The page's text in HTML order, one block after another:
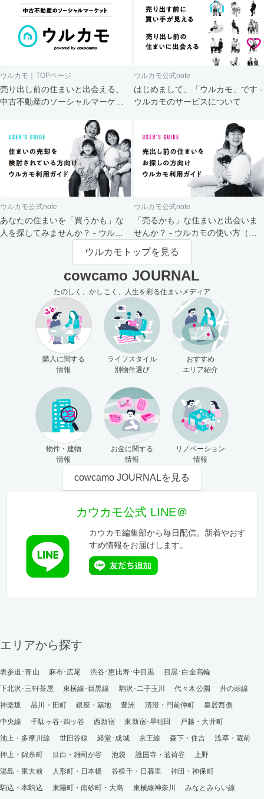
ウルカモ｜TOPページ
売り出し前の住まいと出会える、
中古不動産のソーシャルマーケッ
ウルカモ公式note
はじめまして、「ウルカモ」です -
ウルカモのサービスについて
ウルカモ公式note
あなたの住まいを「買うかも」な
人を探してみませんか？ - ウルカ
ウルカモ公式note
「売るかも」な住まいと出会いま
せんか？ - ウルカモの使い方（買
主さま向け）
ウルカモトップを見る
cowcamo JOURNAL
たのしく、かしこく、人生を彩る住まいメディア
購入に関する
情報
ライフスタイル
別物件選び
おすすめ
エリア紹介
物件・建物
情報
お金に関する
情報
リノベーション
情報
cowcamo JOURNALを見る
カウカモ公式 LINE＠
カウカモ編集部から毎日配信。新着やおす
すめ情報をお届けします。
エリアから探す
表参道･青山 麻布･広尾 渋谷･恵比寿･中目黒
目黒･白金高輪
下北沢･三軒茶屋
東横線･目黒線 駒沢･二子玉川 代々木公園
井の頭線
神楽坂
品川・田町 銀座・築地 豊洲 清澄・門前仲町
皇居西側
中央線
千駄ヶ谷･四ッ谷 西新宿 東新宿･早稲田
戸越・大井町
池上・多摩川線
世田谷線 経堂･成城 京王線 森下・住吉
浅草・蔵前
押上・錦糸町
目白・雑司が谷 池袋 護国寺・茗荷谷
上野
湯島・東大前
人形町・日本橋 谷根千・日暮里
神田・神保町
駒込・本駒込
東陽町・南砂町・大島 東横線神奈川
みなとみらい線